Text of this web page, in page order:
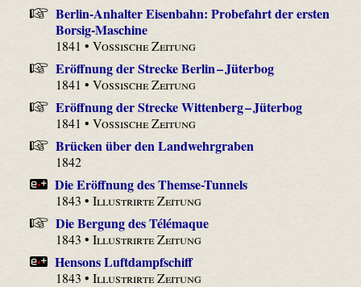
Berlin-Anhalter Eisenbahn: Probefahrt der ersten
Borsig-Maschine
1841 •Vossische Zeitung
Eröffnung der Strecke Berlin – Jüterbog
1841 •Vossische Zeitung
Eröffnung der Strecke Wittenberg – Jüterbog
1841 •Vossische Zeitung
Brücken über den Landwehrgraben
1842
Die Eröffnung des Themse-Tunnels
1843 •Illustrirte Zeitung
Die Bergung des Télémaque
1843 •Illustrirte Zeitung
Hensons Luftdampfschiff
1843 •Illustrirte Zeitung